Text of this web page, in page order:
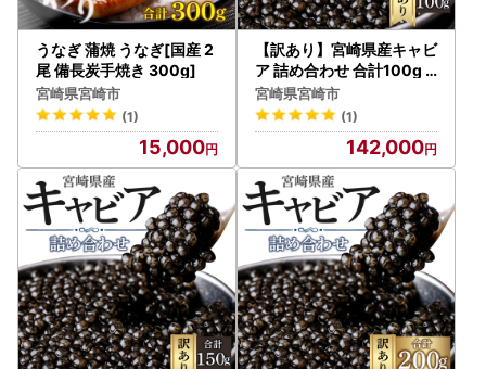
うなぎ 蒲焼 うなぎ[国産 2
尾 備長炭手焼き 300g]
宮崎県宮崎市
(1)
15,000
【訳あり】宮崎県産キャビ
ア 詰め合わせ 合計100g
キャビア 魚卵
宮崎県宮崎市
(1)
142,000